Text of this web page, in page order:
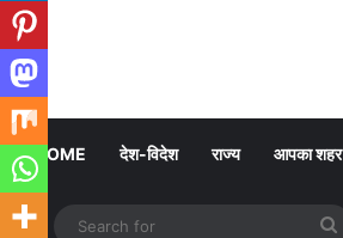
HOME देश-विदेश राज्य आपका शहर
Random Article